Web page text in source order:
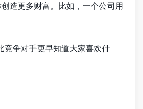
造更多财富。比如，一个公司用
竞争对手更早知道大家喜欢什